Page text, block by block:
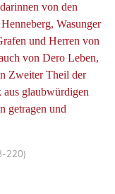
von den
Wasunger
und Herren von
von Dero Leben,
Zweiter Theil der
aus glaubwürdigen
getragen und
220)